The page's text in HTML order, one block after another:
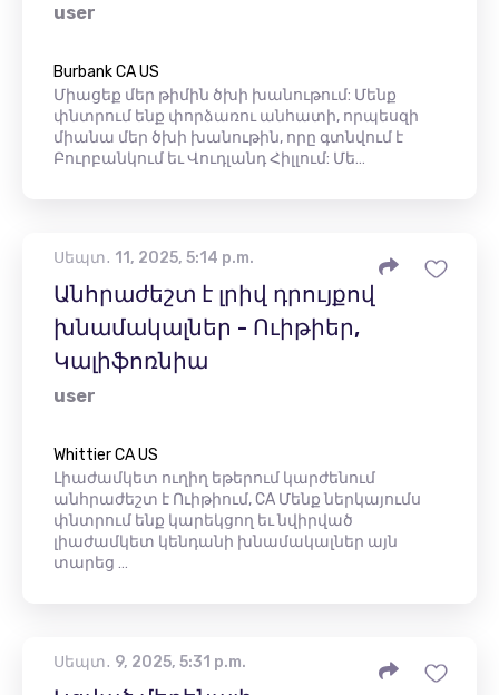
user
Burbank CA US
Միացեք մեր թիմին ծխի խանութում: Մենք
փնտրում ենք փորձառու անհատի, որպեսզի
միանա մեր ծխի խանութին, որը գտնվում է
Բուրբանկում եւ Վուդլանդ Հիլլում: Մե…
Սեպտ․ 11, 2025, 5:14 p.m.
Անհրաժեշտ է լրիվ դրույքով
խնամակալներ - Ուիթիեր,
Կալիֆոռնիա
user
Whittier CA US
Լիաժամկետ ուղիղ եթերում կարժենում
անհրաժեշտ է Ուիթիում, CA Մենք ներկայումս
փնտրում ենք կարեկցող եւ նվիրված
լիաժամկետ կենդանի խնամակալներ այն
տարեց …
Սեպտ․ 9, 2025, 5:31 p.m.